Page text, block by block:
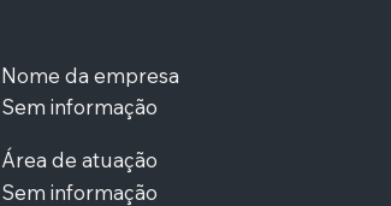
Nome da empresa
Sem informação
Área de atuação
Sem informação